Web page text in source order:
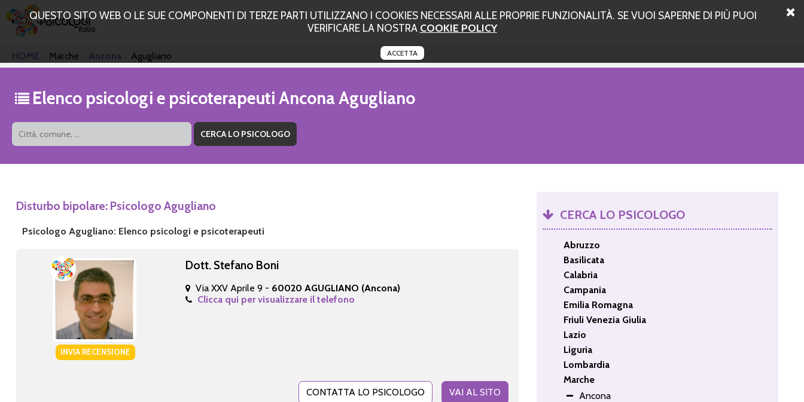
QUESTO SITO WEB O LE SUE COMPONENTI DI TERZE PARTI UTILIZZANO I COOKIES NECESSARI ALLE PROPRIE FUNZIONALITÀ. SE VUOI SAPERNE DI PIÙ PUOI
VERIFICARE LA NOSTRA COOKIE POLICY
ACCETTA
HOME Marche Ancona Agugliano
Elenco psicologi e psicoterapeuti Ancona Agugliano
Disturbo bipolare: Psicologo Agugliano
Psicologo Agugliano: Elenco psicologi e psicoterapeuti
INVIA RECENSIONE
Dott. Stefano Boni
Via XXV Aprile 9 - 60020 AGUGLIANO (Ancona)
Clicca qui per visualizzare il telefono
CONTATTA LO PSICOLOGO VAI AL SITO
CERCA LO PSICOLOGO
Abruzzo
Basilicata
Calabria
Campania
Emilia Romagna
Friuli Venezia Giulia
Lazio
Liguria
Lombardia
Marche
Ancona